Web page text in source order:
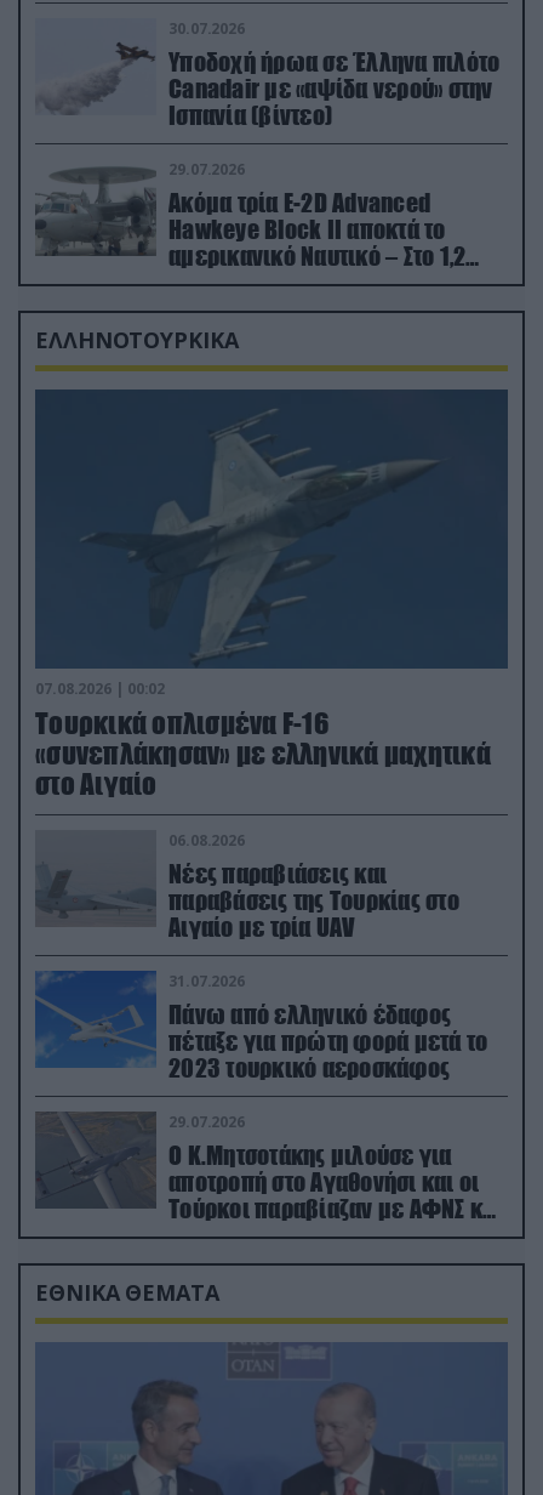
30.07.2026
Υποδοχή ήρωα σε Έλληνα πιλότο
Canadair με «αψίδα νερού» στην
Ισπανία (βίντεο)
29.07.2026
Ακόμα τρία E-2D Advanced
Hawkeye Block II αποκτά το
αμερικανικό Ναυτικό – Στο 1,2
δισ.δολάρια το κόστος
ΕΛΛΗΝΟΤΟΥΡΚΙΚΑ
07.08.2026 | 00:02
Τουρκικά οπλισμένα F-16
«συνεπλάκησαν» με ελληνικά μαχητικά
στο Αιγαίο
06.08.2026
Νέες παραβιάσεις και
παραβάσεις της Τουρκίας στο
Αιγαίο με τρία UAV
31.07.2026
Πάνω από ελληνικό έδαφος
πέταξε για πρώτη φορά μετά το
2023 τουρκικό αεροσκάφος
29.07.2026
Ο Κ.Μητσοτάκης μιλούσε για
αποτροπή στο Αγαθονήσι και οι
Τούρκοι παραβίαζαν με ΑΦΝΣ και
drone
ΕΘΝΙΚΑ ΘΕΜΑΤΑ